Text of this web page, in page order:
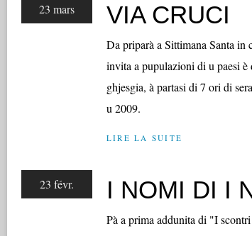
23 mars VIA CRUCI
Da priparà a Sittimana Santa
invita a pupulazioni di u paesi
ghjesgia, à partasi di 7 ori di
u 2009.
LIRE LA SUITE
23 févr. I NOMI DI I
Pà a prima addunita di "I